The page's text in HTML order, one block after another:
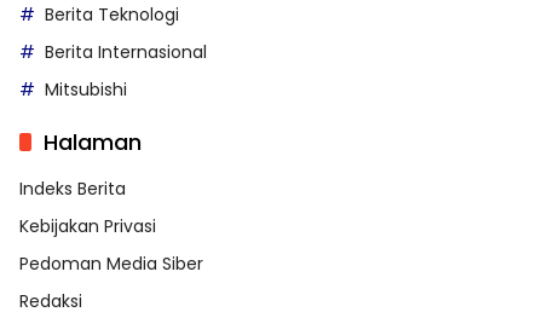
Berita Teknologi
Berita Internasional
Mitsubishi
Halaman
Indeks Berita
Kebijakan Privasi
Pedoman Media Siber
Redaksi